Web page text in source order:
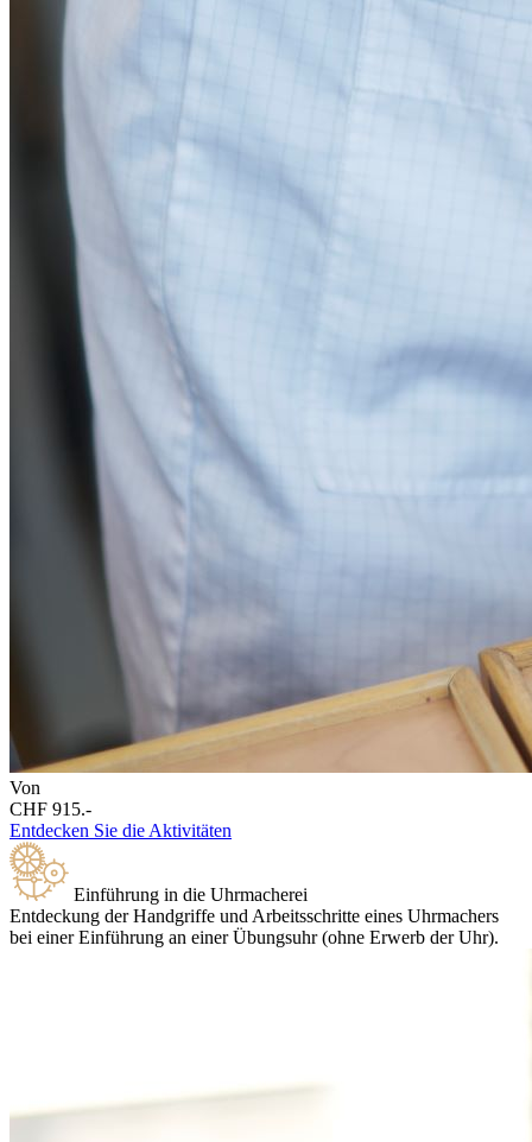
Von
CHF 915.-
Entdecken Sie die Aktivitäten
Einführung in die Uhrmacherei
Entdeckung der Handgriffe und Arbeitsschritte eines Uhrmachers
bei einer Einführung an einer Übungsuhr (ohne Erwerb der Uhr).